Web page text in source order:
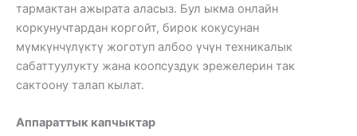
тармактан ажырата аласыз. Бул ыкма онлайн
коркунучтардан коргойт, бирок кокусунан
мүмкүнчүлүктү жоготуп албоо үчүн техникалык
сабаттуулукту жана коопсуздук эрежелерин так
сактоону талап кылат.
Аппараттык капчыктар